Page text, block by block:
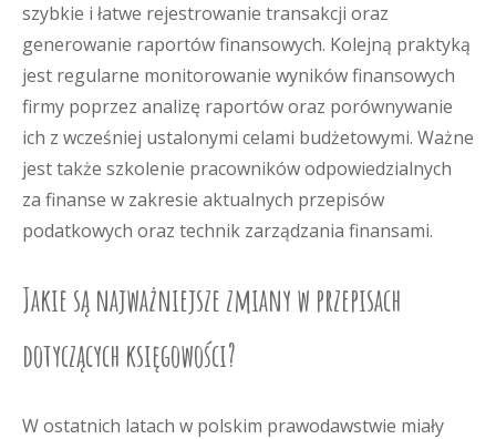
szybkie i łatwe rejestrowanie transakcji oraz
generowanie raportów finansowych. Kolejną praktyką
jest regularne monitorowanie wyników finansowych
firmy poprzez analizę raportów oraz porównywanie
ich z wcześniej ustalonymi celami budżetowymi. Ważne
jest także szkolenie pracowników odpowiedzialnych
za finanse w zakresie aktualnych przepisów
podatkowych oraz technik zarządzania finansami.
Jakie są najważniejsze zmiany w przepisach
dotyczących księgowości?
W ostatnich latach w polskim prawodawstwie miały